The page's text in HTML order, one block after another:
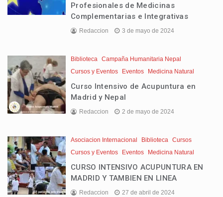
Profesionales de Medicinas
Complementarias e Integrativas
Redaccion 3 de mayo de 2024
Biblioteca
Campaña Humanitaria Nepal
Cursos y Eventos
Eventos Medicina Natural
Curso Intensivo de Acupuntura en
Madrid y Nepal
Redaccion 2 de mayo de 2024
Asociacion Internacional Biblioteca
Cursos
Cursos y Eventos
Eventos Medicina Natural
CURSO INTENSIVO ACUPUNTURA EN
MADRID Y TAMBIEN EN LINEA
Redaccion 27 de abril de 2024